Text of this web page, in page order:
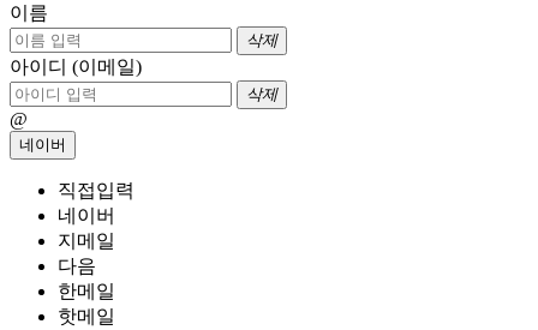
이름
삭제
아이디 (이메일)
삭제
@
네이버
직접입력
네이버
지메일
다음
한메일
핫메일